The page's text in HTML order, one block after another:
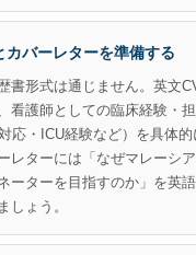
カバーレターを準備する
書形式は通じません。英文
看護師としての臨床経験・
応・ICU経験など）を具体的
レターには「なぜマレーシ
ーターを目指すのか」を英
しょう。